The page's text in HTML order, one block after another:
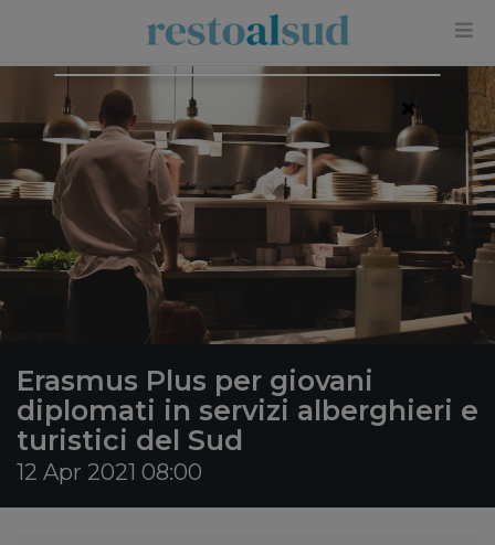
Erasmus Plus per giovani
diplomati in servizi alberghieri e
turistici del Sud
12 Apr 2021 08:00
×